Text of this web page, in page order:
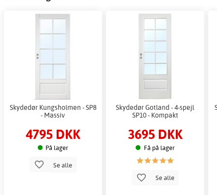
Skydedør Kungsholmen - SP8
- Massiv
4795 DKK
På lager
Se alle
Skydedør Gotland - 4-spejl
SP10 - Kompakt
3695 DKK
Få på lager
Se alle